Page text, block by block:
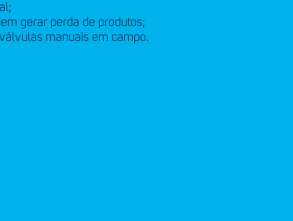
gerar perda de produtos;
manuais em campo.